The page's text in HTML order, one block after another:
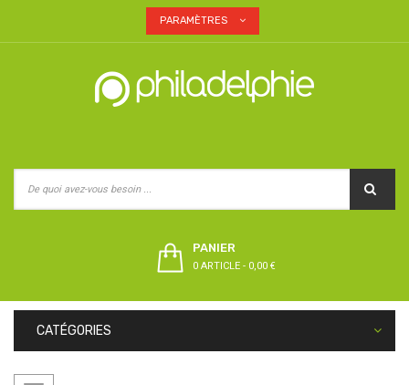
PARAMÈTRES
PANIER
0 ARTICLE - 0,00 €
CATÉGORIES